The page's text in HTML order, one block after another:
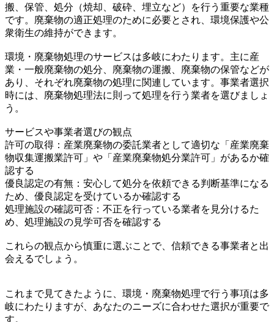
搬、保管、処分（焼却、破砕、埋立など）を行う重要な業種
です。廃棄物の適正処理のために必要とされ、環境保護や公
衆衛生の維持ができます。
環境・廃棄物処理のサービスは多岐にわたります。主に産
業・一般廃棄物の処分、廃棄物の運搬、廃棄物の保管などが
あり、それぞれ廃棄物の処理に関連しています。事業者選択
時には、廃棄物処理法に則って処理を行う業者を選びましょ
う。
サービスや事業者選びの観点
許可の取得：産業廃棄物の委託業者として適切な「産業廃棄
物収集運搬業許可」や「産業廃棄物処分業許可」があるか確
認する
優良認定の有無：安心して処分を依頼できる判断基準になる
ため、優良認定を受けているか確認する
処理施設の確認可否：不正を行っている業者を見分けるた
め、処理施設の見学可否を確認する
これらの観点から慎重に選ぶことで、信頼できる事業者と出
会えるでしょう。
これまで見てきたように、環境・廃棄物処理で行う事項は多
岐にわたりますが、あなたのニーズに合わせた選択が重要で
す。